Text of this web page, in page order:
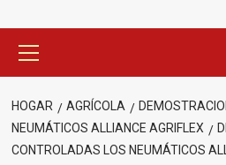
principal
HOGAR AGRÍCOLA
NEUMÁTICOS ALLIANCE AGRIFLEX
CONTROLADAS LOS NEUMÁTICOS